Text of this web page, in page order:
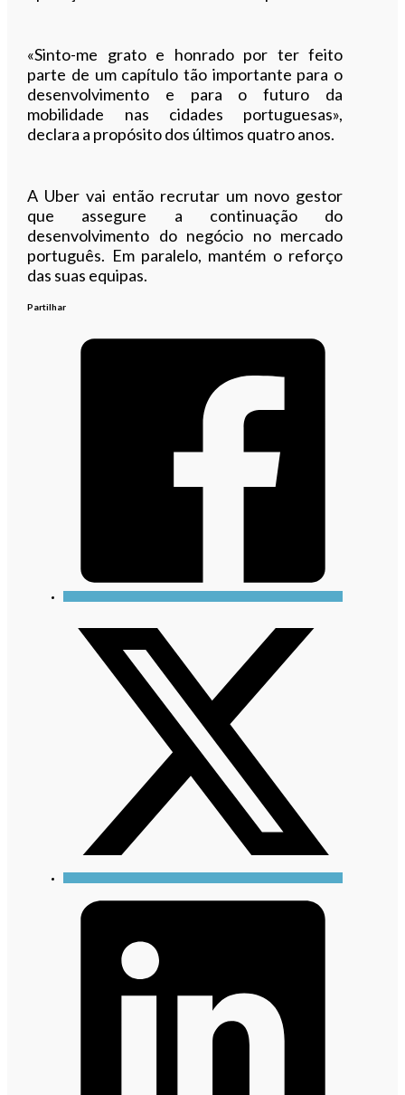
«Sinto-me grato e honrado por ter feito
parte de um capítulo tão importante para o
desenvolvimento e para o futuro da
mobilidade nas cidades portuguesas»,
declara a propósito dos últimos quatro anos.
A Uber vai então recrutar um novo gestor
que assegure a continuação do
desenvolvimento do negócio no mercado
português. Em paralelo, mantém o reforço
das suas equipas.
Partilhar